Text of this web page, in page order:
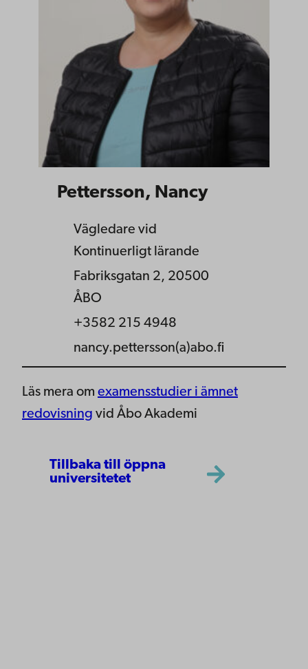
Pettersson, Nancy
Vägledare vid
Kontinuerligt lärande
Fabriksgatan 2, 20500
ÅBO
+3582 215 4948
nancy.pettersson(a)abo.fi
Läs mera om examensstudier i ämnet
redovisning vid Åbo Akademi
Tillbaka till öppna
universitetet